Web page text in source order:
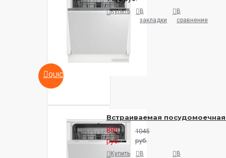
QUICKVIEW
Купить
В
закладки
В
сравнение
Встраиваемая
880
руб.
1045
руб.
Купить
В
В